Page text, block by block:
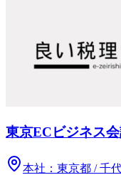
東京ECビジネス
本社： 東京都 / 千